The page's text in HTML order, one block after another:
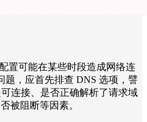
置可能在某些时段造成网络连
题，应首先排查 DNS 选项，譬
连接、是否正确解析了请求域
被阻断等因素。